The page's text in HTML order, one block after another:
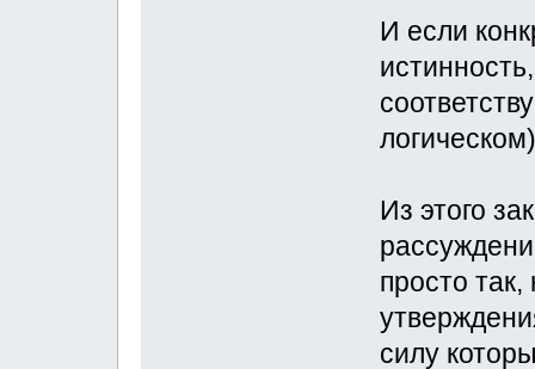
И если
Из этого
просто
силу